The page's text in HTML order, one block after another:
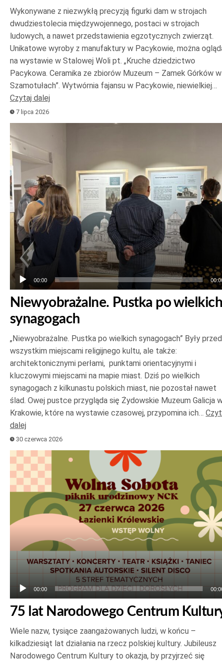
Wykonywane z niezwykłą precyzją figurki dam w strojach
dwudziestolecia międzywojennego, postaci w strojach
ludowych, a nawet przedstawienia egzotycznych zwierząt.
Unikatowe wyroby z manufaktury w Pacykowie, można
na wystawie w Stalowej Woli pt. „Kruche dziedzictwo
Pacykowa. Ceramika ze zbiorów Muzeum – Zamek Górków w
Szamotułach”. Wytwórnia fajansu w Pacykowie, niewielkiej…
Czytaj dalej
7 lipca 2026
Odtwarzacz
plików
dźwiękowych
00:00
Niewyobrażalne. Pustka po wielkich
synagogach
„Niewyobrażalne. Pustka po wielkich synagogach” Były
wszystkim miejscami religijnego kultu, ale także:
architektonicznymi perłami, punktami orientacyjnymi i
kluczowymi miejscami na mapie miast. Dziś po wielkich
synagogach z kilkunastu polskich miast, nie pozostał nawet
ślad. Owej pustce przygląda się Żydowskie Muzeum Galicja
Krakowie, które na wystawie czasowej, przypomina ich…
dalej
30 czerwca 2026
Odtwarzacz
plików
dźwiękowych
00:00
75 lat Narodowego Centrum
Wiele nazw, tysiące zaangażowanych ludzi, w końcu –
kilkadziesiąt lat działania na rzecz polskiej kultury. Jubileusz
Narodowego Centrum Kultury to okazja, by przyjrzeć się